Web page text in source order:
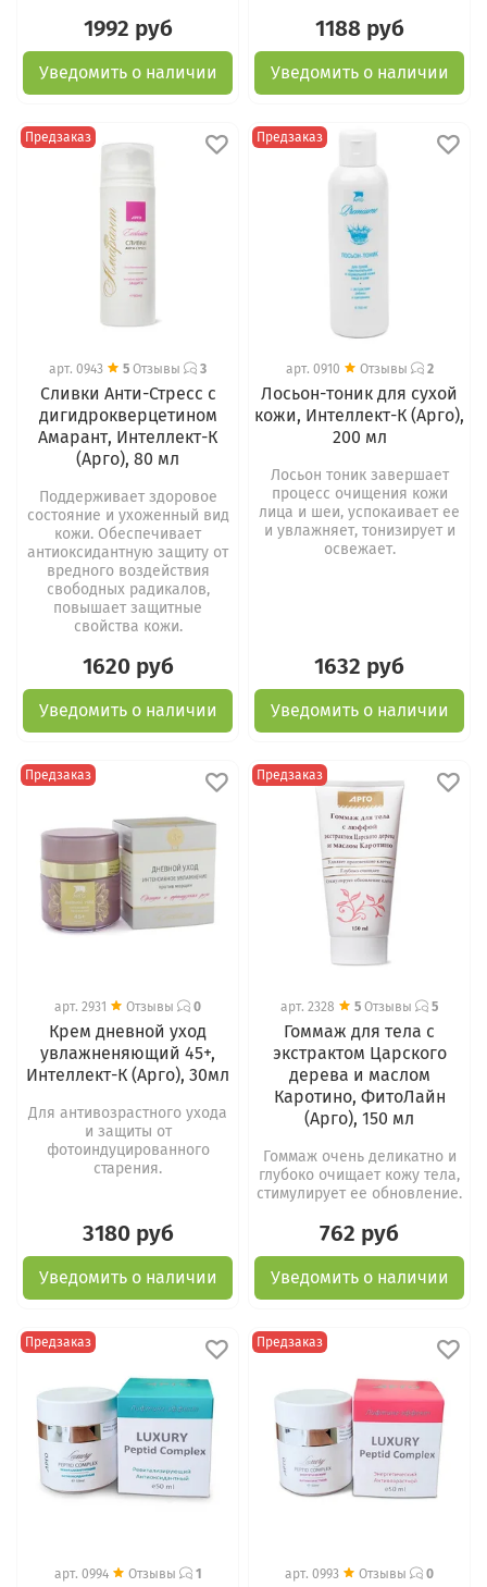
1992 руб
Уведомить о наличии
1188 руб
Уведомить о наличии
Предзаказ
арт. 0943 5 Отзывы 3
Сливки Анти-Стресс с
дигидрокверцетином
Амарант, Интеллект-К
(Арго), 80 мл
Поддерживает здоровое
состояние и ухоженный вид
кожи. Обеспечивает
антиоксидантную защиту от
вредного воздействия
свободных радикалов,
повышает защитные
свойства кожи.
1620 руб
Уведомить о наличии
Предзаказ
арт. 0910 Отзывы 2
Лосьон-тоник для сухой
кожи, Интеллект-К (Арго),
200 мл
Лосьон тоник завершает
процесс очищения кожи
лица и шеи, успокаивает ее
и увлажняет, тонизирует и
освежает.
1632 руб
Уведомить о наличии
Предзаказ
арт. 2931 Отзывы 0
Крем дневной уход
увлажненяющий 45+,
Интеллект-К (Арго), 30мл
Для антивозрастного ухода
и защиты от
фотоиндуцированного
старения.
3180 руб
Уведомить о наличии
Предзаказ
арт. 2328 5 Отзывы 5
Гоммаж для тела с
экстрактом Царского
дерева и маслом
Каротино, ФитоЛайн
(Арго), 150 мл
Гоммаж очень деликатно и
глубоко очищает кожу тела,
стимулирует ее обновление.
762 руб
Уведомить о наличии
Предзаказ
арт. 0994 Отзывы 1
Предзаказ
арт. 0993 Отзывы 0